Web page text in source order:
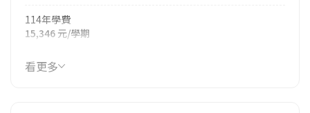
114年學費
15,346 元/學期
114年雜費
6,696 元/學期
看更多